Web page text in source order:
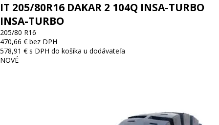
IT 205/80R16 DAKAR 2 104Q INSA-TURBO
INSA-TURBO
205/80 R16
470,66 € bez DPH
578,91 € s DPH do košíka u dodávateľa
NOVÉ